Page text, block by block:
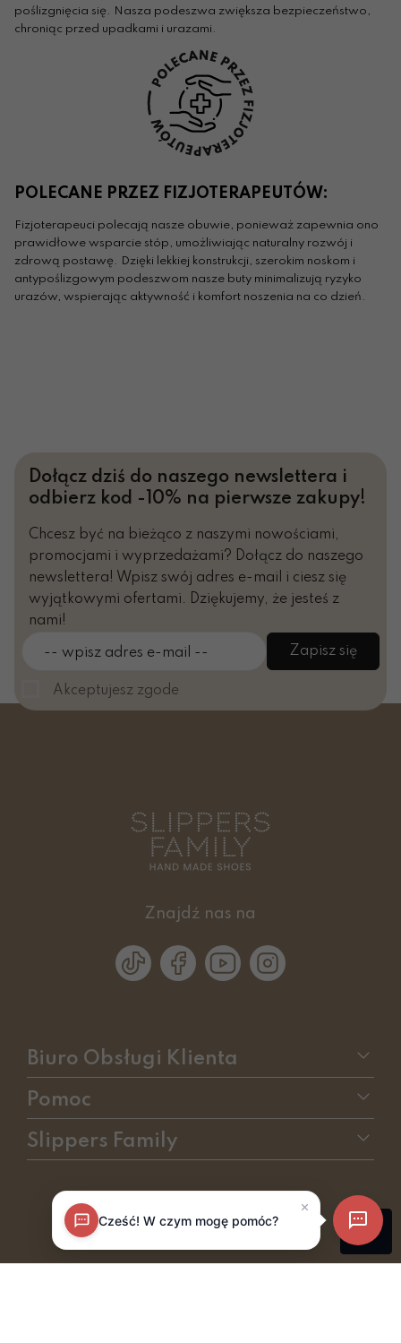
poślizgnięcia się. Nasza podeszwa zwiększa bezpieczeństwo,
chroniąc przed upadkami i urazami.
POLECANE PRZEZ FIZJOTERAPEUTÓW:
Fizjoterapeuci polecają nasze obuwie, ponieważ zapewnia ono
prawidłowe wsparcie stóp, umożliwiając naturalny rozwój i
zdrową postawę. Dzięki lekkiej konstrukcji, szerokim noskom i
antypoślizgowym podeszwom nasze buty minimalizują ryzyko
urazów, wspierając aktywność i komfort noszenia na co dzień.
Dołącz dziś do naszego newslettera i
odbierz kod -10% na pierwsze zakupy!
Chcesz być na bieżąco z naszymi nowościami,
promocjami i wyprzedażami? Dołącz do naszego
newslettera! Wpisz swój adres e-mail i ciesz się
wyjątkowymi ofertami. Dziękujemy, że jesteś z
nami!
-- wpisz adres e-mail -- Zapisz się
Akceptujesz zgode
Znajdź nas na
Biuro Obsługi Klienta
Pomoc
Slippers Family